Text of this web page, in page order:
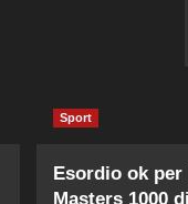
Sport
Esordio ok per
Masters 1000